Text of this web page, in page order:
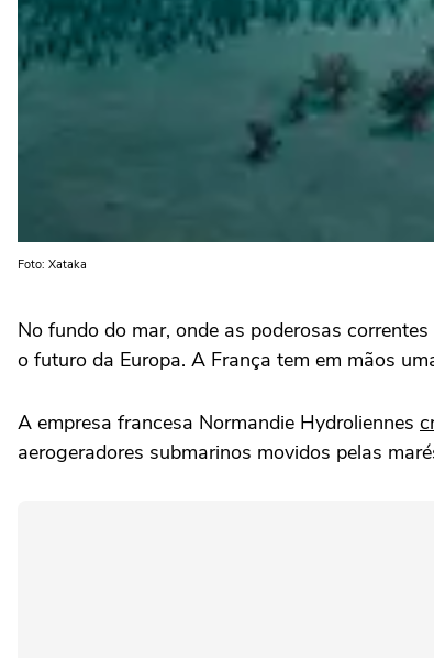
Foto: Xataka
No fundo do mar, onde as poderosas
o futuro da Europa. A França tem em mãos
A empresa francesa Normandie Hydroliennes
aerogeradores submarinos movidos pelas